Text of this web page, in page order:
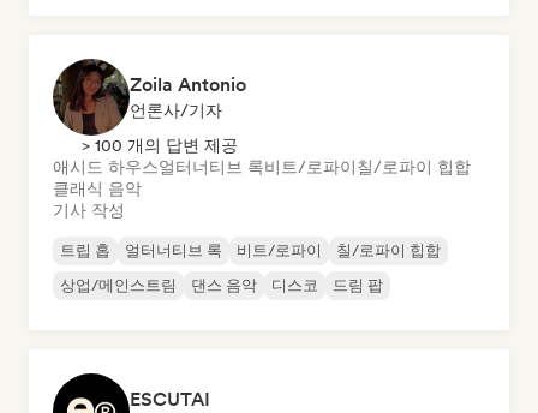
Zoila Antonio
언론사/기자
> 100 개의 답변 제공
애시드 하우스얼터너티브 록비트/로파이칠/로파이 힙합
클래식 음악
기사 작성
트립 홉 얼터너티브 록 비트/로파이
칠/로파이 힙합
상업/메인스트림
댄스 음악 디스코 드림 팝
ESCUTAI